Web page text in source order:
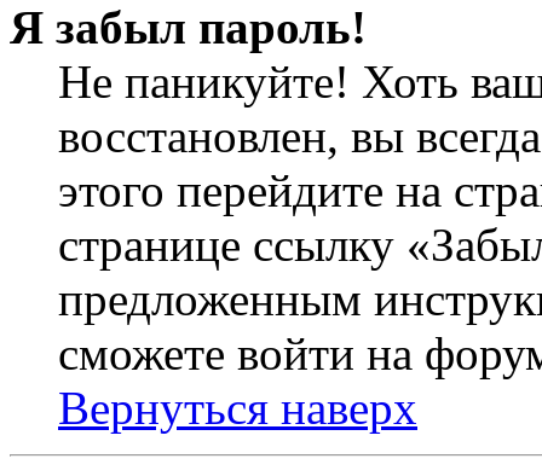
Я забыл пароль!
Не паникуйте! Хоть
восстановлен, вы
этого перейдите на
странице ссылку
предложенным
сможете войти на
Вернуться наверх